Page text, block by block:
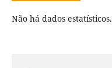
Não há dados estatísticos.